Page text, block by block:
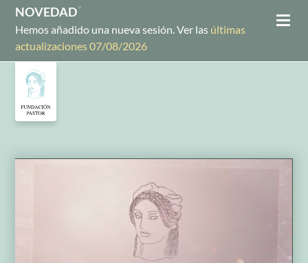
NOVEDAD
Hemos añadido una nueva sesión. Ver las últimas
actualizaciones 07/08/2026